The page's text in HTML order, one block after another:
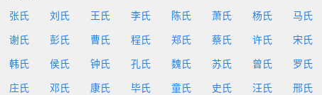
张氏 刘氏 王氏 李氏 陈氏 萧氏 杨氏 马氏
谢氏 彭氏 曹氏 程氏 郑氏 蔡氏 许氏 宋氏
韩氏 侯氏 钟氏 孔氏 魏氏 苏氏 曾氏 罗氏
庄氏 邓氏 康氏 毕氏 童氏 史氏 汪氏 邢氏